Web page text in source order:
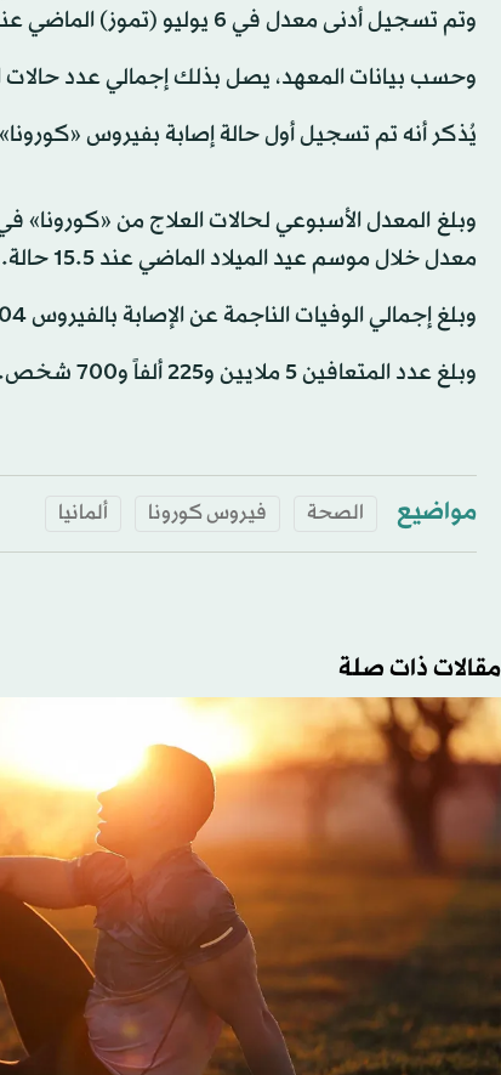
وتم تسجيل أدنى معدل في 6 يوليو (تموز) الماضي عند 4.9 إصابة.
وحسب بيانات المعهد، يصل بذلك إجمالي عدد حالات الإصابة المؤكدة
يُذكر أنه تم تسجيل أول حالة إصابة بفيروس «كورونا» في ألمانيا
معدل خلال موسم عيد الميلاد الماضي عند 15.5 حالة.
وبلغ إجمالي الوفيات الناجمة عن الإصابة بالفيروس 104 آلاف و47 حالة.
وبلغ عدد المتعافين 5 ملايين و225 ألفاً و700 شخص.
مواضيع الصحة فيروس كورونا ألمانيا
مقالات ذات صلة